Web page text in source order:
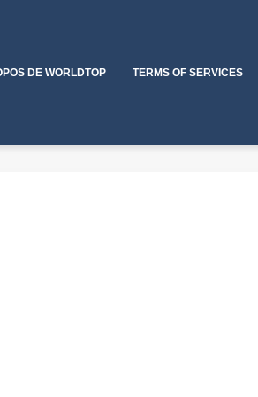
DE WORLDTOP TERMS OF SERVICES